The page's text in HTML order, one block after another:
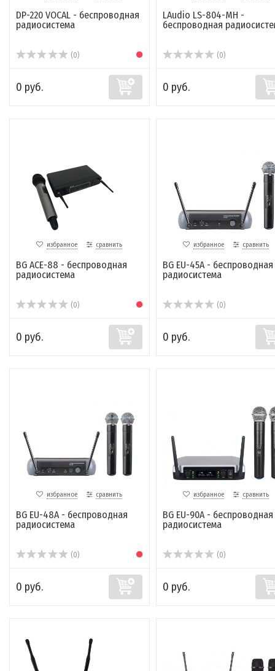
DP-220 VOCAL - беспроводная
радиосистема
(0)
0 руб.
LAudio LS-804-MH -
беспроводная
(0)
0 руб.
избранное сравнить
BG ACE-88 - беспроводная
радиосистема
(0)
0 руб.
избранное сравнить
BG EU-45A - беспроводная
радиосистема
(0)
0 руб.
избранное сравнить
BG EU-48A - беспроводная
радиосистема
(0)
0 руб.
избранное сравнить
BG EU-90A - беспроводная
радиосистема
(0)
0 руб.